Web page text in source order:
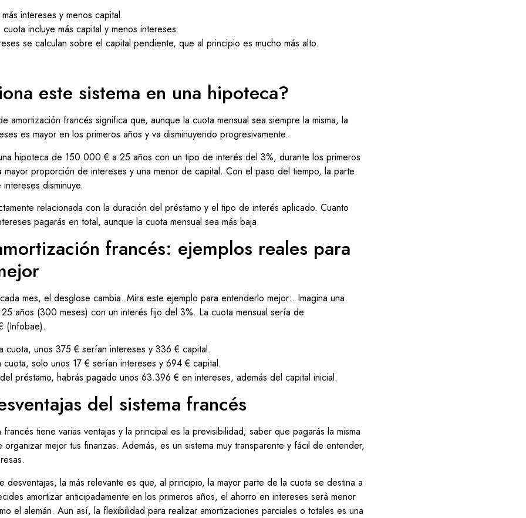
intereses y menos capital.
incluye más capital y menos intereses.
se calculan sobre el capital pendiente, que al principio es mucho más alto.
este sistema en una hipoteca?
amortización francés significa que, aunque la cuota mensual sea siempre la misma, la
es mayor en los primeros años y va disminuyendo progresivamente.
hipoteca de 150.000 € a 25 años con un tipo de interés del 3%, durante los primeros
mayor proporción de intereses y una menor de capital. Con el paso del tiempo, la parte
disminuye.
relacionada con la duración del préstamo y el tipo de interés aplicado. Cuanto
pagarás en total, aunque la cuota mensual sea más baja.
francés: ejemplos reales para
mes, el desglose cambia. Mira este ejemplo para entenderlo mejor:. Imagina una
años (300 meses) con un interés fijo del 3%. La cuota mensual sería de
(Infobae).
cuota, unos 375 € serían intereses y 336 € capital.
cuota, solo unos 17 € serían intereses y 694 € capital.
préstamo, habrás pagado unos 63.396 € en intereses, además del capital inicial.
del sistema francés
francés tiene varias ventajas y la principal es la previsibilidad; saber que pagarás la misma
mejor tus finanzas. Además, es un sistema muy transparente y fácil de entender,
desventajas, la más relevante es que, al principio, la mayor parte de la cuota se destina a
amortizar anticipadamente en los primeros años, el ahorro en intereses será menor
el alemán. Aun así, la flexibilidad para realizar amortizaciones parciales o totales es una